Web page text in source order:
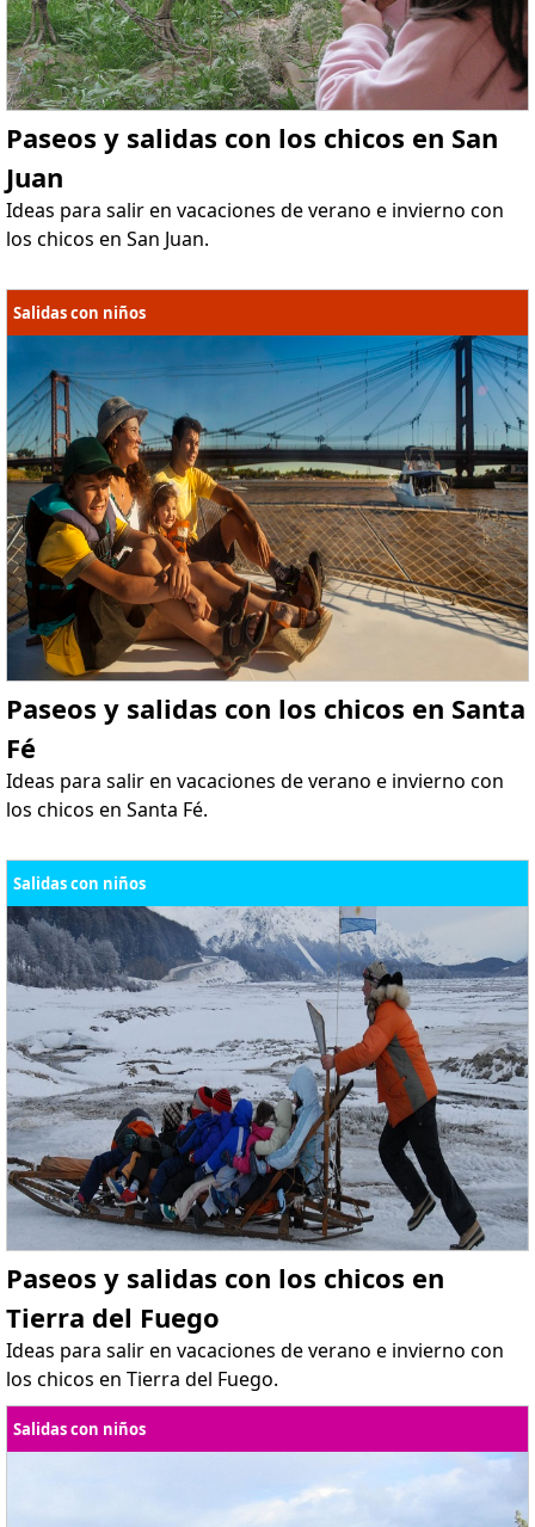
Paseos y salidas con los chicos en San
Juan
Ideas para salir en vacaciones de verano e invierno con
los chicos en San Juan.
Salidas con niños
Paseos y salidas con los chicos en Santa
Fé
Ideas para salir en vacaciones de verano e invierno con
los chicos en Santa Fé.
Salidas con niños
Paseos y salidas con los chicos en
Tierra del Fuego
Ideas para salir en vacaciones de verano e invierno con
los chicos en Tierra del Fuego.
Salidas con niños